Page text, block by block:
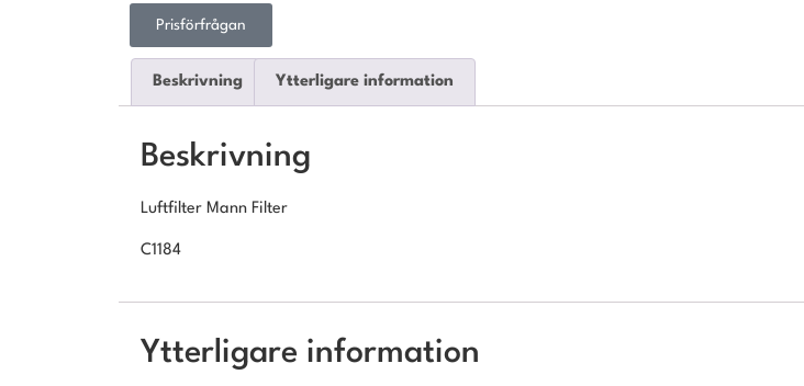
Prisförfrågan
Beskrivning Ytterligare information
Beskrivning
Luftfilter Mann Filter
C1184
Ytterligare information